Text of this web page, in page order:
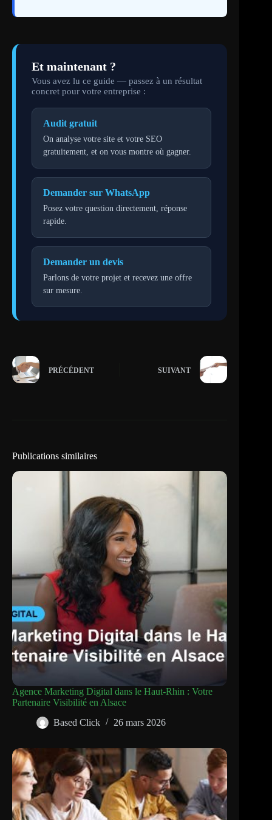
Et maintenant ?
Vous avez lu ce guide — passez à un résultat
concret pour votre entreprise :
Audit gratuit
On analyse votre site et votre SEO
gratuitement, et on vous montre où gagner.
Demander sur WhatsApp
Posez votre question directement, réponse
rapide.
Demander un devis
Parlons de votre projet et recevez une offre
sur mesure.
PRÉCÉDENT SUIVANT
Publications similaires
Agence Marketing Digital dans le Haut-Rhin : Votre
Partenaire Visibilité en Alsace
Based Click
26 mars 2026